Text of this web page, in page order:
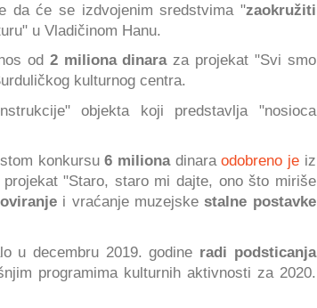
da će se izdvojenim sredstvima "zaokružiti
u Vladičinom Hanu.
od 2 miliona dinaraza projekat "Svi smo
kulturnog centra.
objekta koji predstavlja "nosioca
konkursu6 miliona dinaraodobreno je iz
"Staro, staro mi dajte, ono što miriše
i vraćanje muzejskestalne postavke
u decembru 2019. godine radi podsticanja
programima kulturnih aktivnosti za 2020.